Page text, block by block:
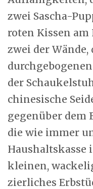
zwei Sascha-
roten Kissen am
zwei der
der
chinesische
gegenüber dem
die wie immer
Haushaltskasse
kleinen,
zierliches